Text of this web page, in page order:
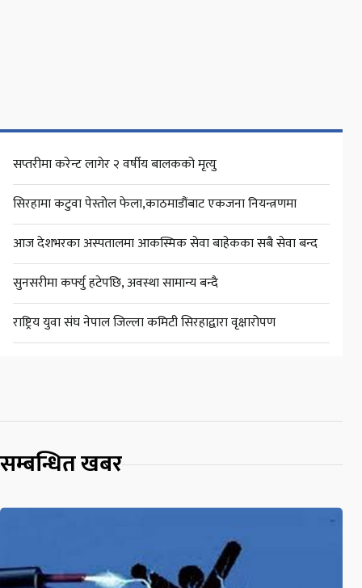
सप्तरीमा करेन्ट लागेर २ वर्षीय बालकको मृत्यु
सिरहामा कटुवा पेस्तोल फेला,काठमाडौंबाट एकजना नियन्त्रणमा
आज देशभरका अस्पतालमा आकस्मिक सेवा बाहेकका सबै सेवा बन्द
सुनसरीमा कर्फ्यु हटेपछि, अवस्था सामान्य बन्दै
राष्ट्रिय युवा संघ नेपाल जिल्ला कमिटी सिरहाद्वारा वृक्षारोपण
सम्बन्धित खबर